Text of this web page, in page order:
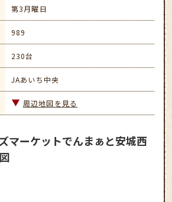
第3月曜日
989
230台
JAあいち中央
周辺地図を見る
マーケットでんまぁと安城西